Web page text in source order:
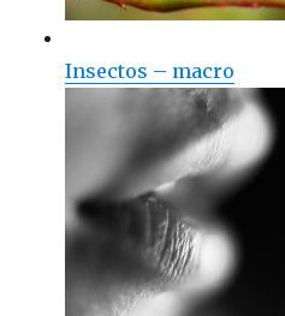
Insectos – macro